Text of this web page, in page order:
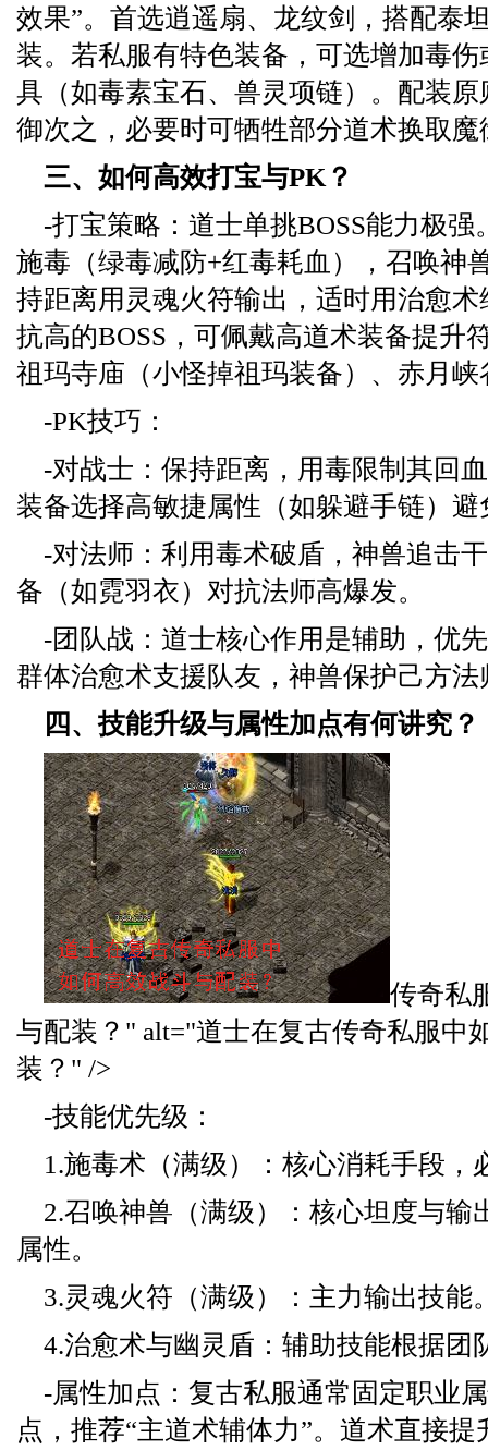
效果”。首选逍遥扇、龙纹剑，搭配泰
装。若私服有特色装备，可选增加毒
具（如毒素宝石、兽灵项链）。配装
御次之，必要时可牺牲部分道术换取
三、如何高效打宝与PK？
-打宝策略：道士单挑BOSS能力极强
施毒（绿毒减防+红毒耗血），召唤神
持距离用灵魂火符输出，适时用治愈
抗高的BOSS，可佩戴高道术装备提升
祖玛寺庙（小怪掉祖玛装备）、赤月
-PK技巧：
-对战士：保持距离，用毒限制其回
装备选择高敏捷属性（如躲避手链）避
-对法师：利用毒术破盾，神兽追击
备（如霓羽衣）对抗法师高爆发。
-团队战：道士核心作用是辅助，优
群体治愈术支援队友，神兽保护己方法
四、技能升级与属性加点有何讲究？
传奇私
与配装？" alt="道士在复古传奇私服中
装？" />
-技能优先级：
1.施毒术（满级）：核心消耗手段，
2.召唤神兽（满级）：核心坦度与输
属性。
3.灵魂火符（满级）：主力输出技能
4.治愈术与幽灵盾：辅助技能根据团
-属性加点：复古私服通常固定职业
点，推荐“主道术辅体力”。道术直接